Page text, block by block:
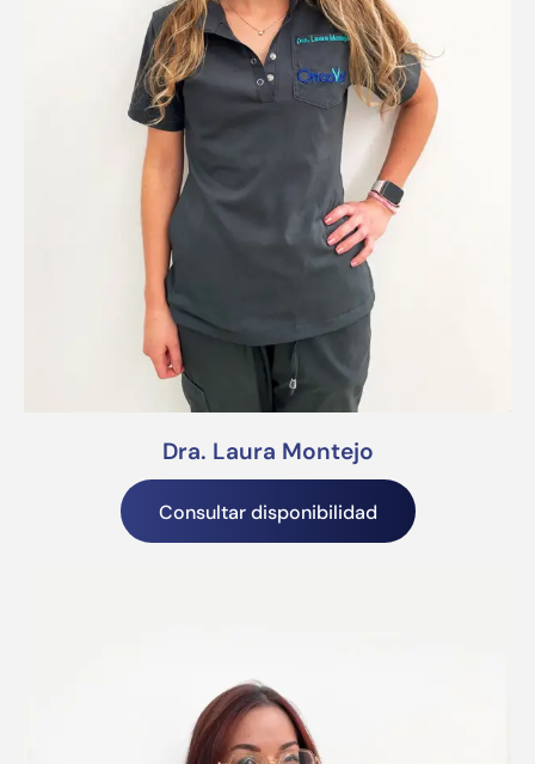
Dra. Laura Montejo
Consultar disponibilidad